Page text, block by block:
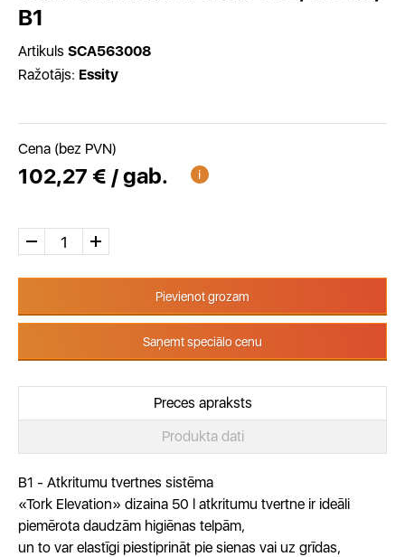
B1
Artikuls SCA563008
Ražotājs: Essity
Cena (bez PVN)
102,27 € / gab.
Pievienot grozam
Saņemt speciālo cenu
Preces apraksts
Produkta dati
B1 - Atkritumu tvertnes sistēma
«Tork Elevation» dizaina 50 l atkritumu tvertne ir ideāli
piemērota daudzām higiēnas telpām,
un to var elastīgi piestiprināt pie sienas vai uz grīdas,